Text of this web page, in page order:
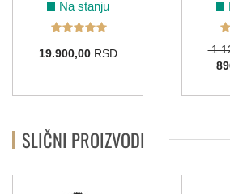
Na stanju
19.900,00RSD
SLIČNI PROIZVODI